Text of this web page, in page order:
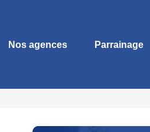
Nos agences Parrainage